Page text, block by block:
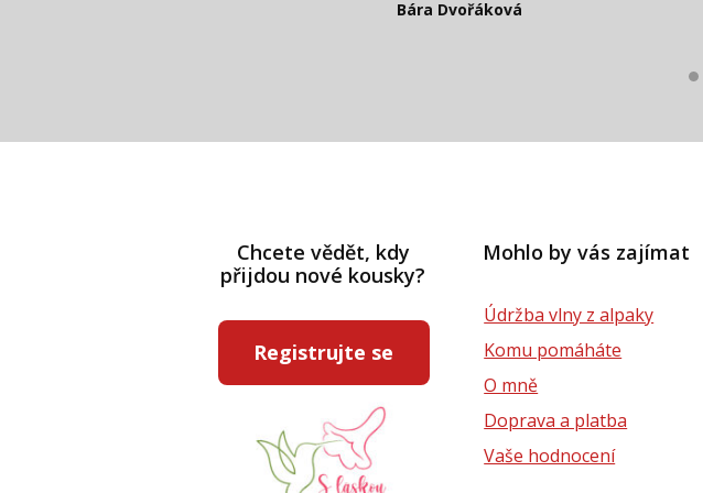
Bára Dvořáková
Chcete vědět, kdy
přijdou nové kousky?
Registrujte se
Mohlo by vás zajímat
Údržba vlny z alpaky
Komu pomáháte
O mně
Doprava a platba
Vaše hodnocení